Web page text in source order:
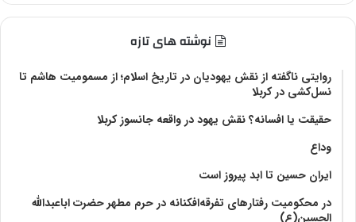
نوشته های تازه
روایتی ناگفته از نقش یهودیان در تاریخ اسلام؛ از مسمومیت هاشم تا
نسل‌کشی در کربلا
حقیقت یا افسانه؟‌ نقش یهود در واقعه جانسوز کربلا
وداع
ایران حسین تا ابد پیروز است
در محکومیت رفتارهای تفرقه‌افکنانه در حرم مطهر حضرت اباعبدالله
الحسین(ع)